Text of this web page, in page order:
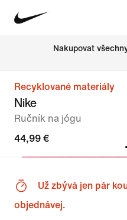
Nakupovat
Recyklované materiály
Nike
Ručník na jógu
44,99 €
Už zbývá jen pár
objednávej.